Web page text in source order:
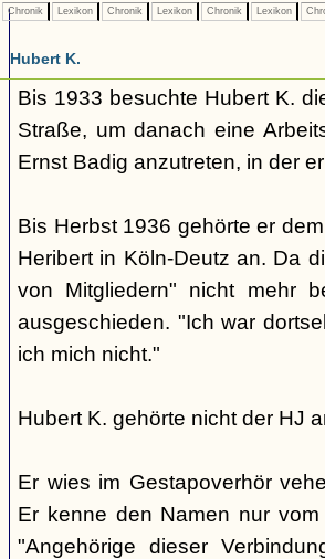
Chronik Lexikon Chronik Lexikon Chronik Lexikon
Hubert K.
Bis 1933 besuchte Hubert K.
Straße, um danach eine
Ernst Badig anzutreten, in der
Bis Herbst 1936 gehörte er
Heribert in Köln-Deutz an. Da
von Mitgliedern" nicht mehr
ausgeschieden. "Ich war
ich mich nicht."
Hubert K. gehörte nicht der HJ
Er wies im Gestapoverhör
Er kenne den Namen nur
"Angehörige dieser